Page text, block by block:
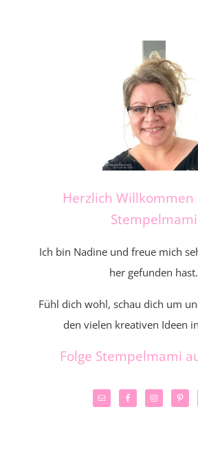
Herzlich Willkommen
Stempelmami
Ich bin Nadine und freue mich
her gefunden hast.
Fühl dich wohl, schau dich um
den vielen kreativen Ideen
Folge Stempelmami